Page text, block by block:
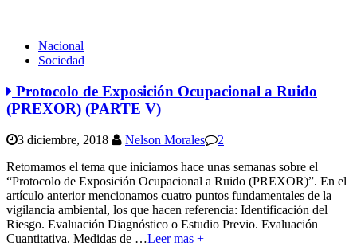
Nacional
Sociedad
Protocolo de Exposición Ocupacional a Ruido
(PREXOR) (PARTE V)
3 diciembre, 2018 Nelson Morales
2
Retomamos el tema que iniciamos hace unas semanas sobre el
“Protocolo de Exposición Ocupacional a Ruido (PREXOR)”. En el
artículo anterior mencionamos cuatro puntos fundamentales de la
vigilancia ambiental, los que hacen referencia: Identificación del
Riesgo. Evaluación Diagnóstico o Estudio Previo. Evaluación
Cuantitativa. Medidas de …Leer mas +